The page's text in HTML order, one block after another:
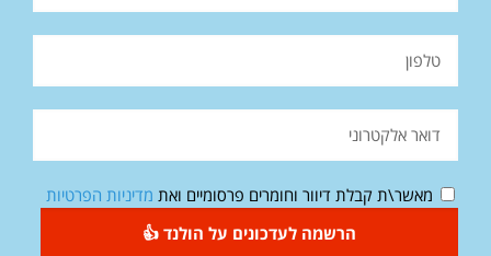
מאשר\ת קבלת דיוור וחומרים פרסומיים ואת מדיניות הפרטיות
הרשמה לעדכונים על הולנד 👍